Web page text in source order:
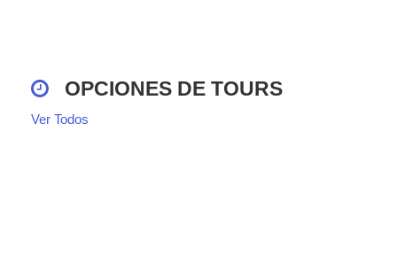
OPCIONES DE TOURS
Ver Todos